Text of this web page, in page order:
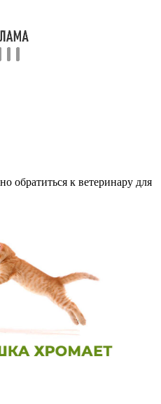
обратиться к ветеринару для